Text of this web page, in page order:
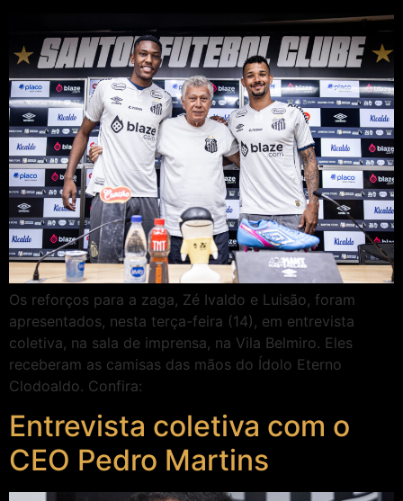
Os reforços para a zaga, Zé Ivaldo e Luisão, foram
apresentados, nesta terça-feira (14), em entrevista
coletiva, na sala de imprensa, na Vila Belmiro. Eles
receberam as camisas das mãos do Ídolo Eterno
Clodoaldo. Confira:
Entrevista coletiva com o
CEO Pedro Martins